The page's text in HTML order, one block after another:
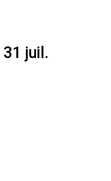
email
juil.